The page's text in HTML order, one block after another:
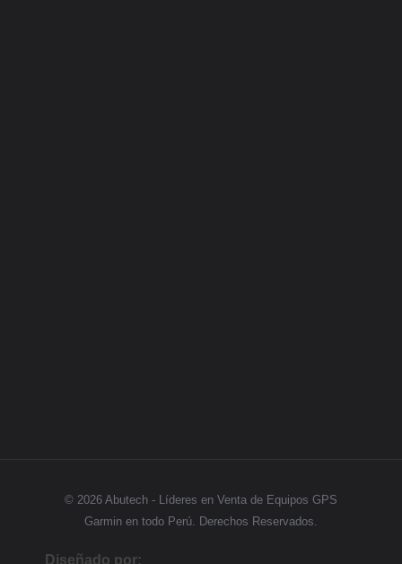
© 2026 Abutech - Líderes en Venta de Equipos GPS
Garmin en todo Perú. Derechos Reservados.
Diseñado por: